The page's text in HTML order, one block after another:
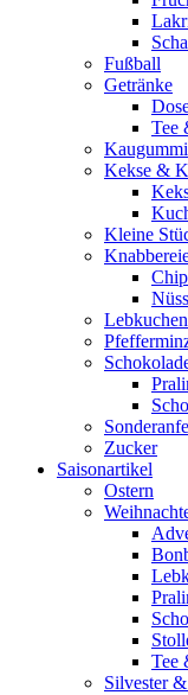
Fußball
Getränke
Tee
Kaugummi
Kekse &
Kleine
Zucker
Saisonartikel
Ostern
Tee
Silvester